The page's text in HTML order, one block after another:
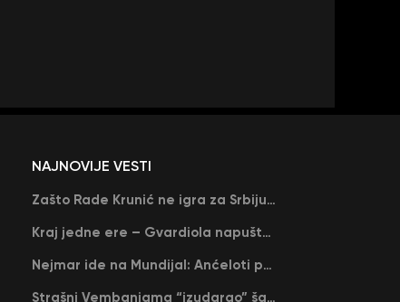
NAJNOVIJE VESTI
Zašto Rade Krunić ne igra za Srbiju? “Iako su mi obećali, niko me nije zvao…”
Kraj jedne ere – Gvardiola napušta Siti na kraju sezone, menja ga njegov nekadašnji rival
Nejmar ide na Mundijal: Anćeloti pročitao njegovo ime, Brazil u delirijumu (VIDEO)
Strašni Vembanjama “izudarao” šampiona za brejk: San Antonio poveo protiv Oklahome